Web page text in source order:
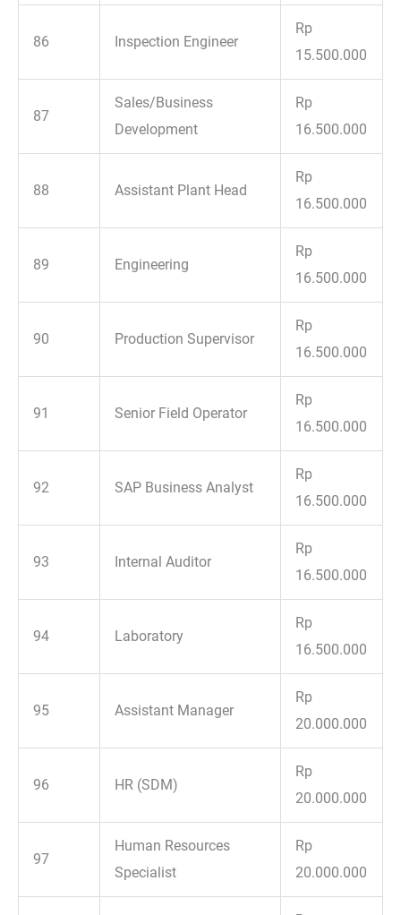
86 Inspection Engineer
Rp
15.500.000
87
Sales/Business
Development
Rp
16.500.000
88 Assistant Plant Head
Rp
16.500.000
89 Engineering
Rp
16.500.000
90 Production Supervisor
Rp
16.500.000
91 Senior Field Operator
Rp
16.500.000
92 SAP Business Analyst
Rp
16.500.000
93 Internal Auditor
Rp
16.500.000
94 Laboratory
Rp
16.500.000
95 Assistant Manager
Rp
20.000.000
96 HR (SDM)
Rp
20.000.000
97
Human Resources
Specialist
Rp
20.000.000